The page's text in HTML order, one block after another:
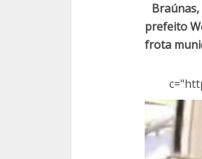
Braúnas,
prefeito
frota